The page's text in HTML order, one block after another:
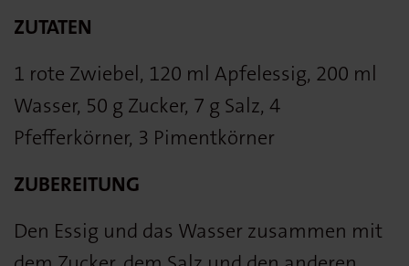
ZUTATEN
1 rote Zwiebel, 120 ml Apfelessig, 200 ml
Wasser, 50 g Zucker, 7 g Salz, 4
Pfefferkörner, 3 Pimentkörner
ZUBEREITUNG
Den Essig und das Wasser zusammen mit